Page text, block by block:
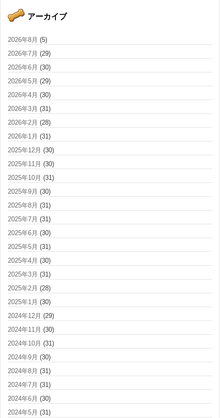
アーカイブ
2026年8月 (5)
2026年7月 (29)
2026年6月 (30)
2026年5月 (29)
2026年4月 (30)
2026年3月 (31)
2026年2月 (28)
2026年1月 (31)
2025年12月 (30)
2025年11月 (30)
2025年10月 (31)
2025年9月 (30)
2025年8月 (31)
2025年7月 (31)
2025年6月 (30)
2025年5月 (31)
2025年4月 (30)
2025年3月 (31)
2025年2月 (28)
2025年1月 (30)
2024年12月 (29)
2024年11月 (30)
2024年10月 (31)
2024年9月 (30)
2024年8月 (31)
2024年7月 (31)
2024年6月 (30)
2024年5月 (31)